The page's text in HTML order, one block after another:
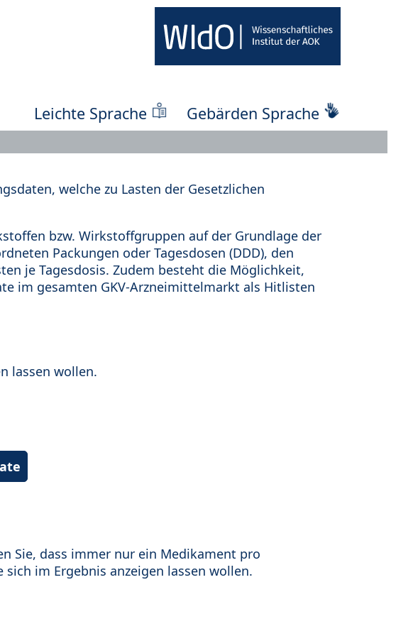
Leichte Sprache Gebärden Sprache
welche zu Lasten der Gesetzlichen
bzw. Wirkstoffgruppen auf der Grundlage der
Packungen oder Tagesdosen (DDD), den
je Tagesdosis. Zudem besteht die Möglichkeit,
im gesamten GKV-Arzneimittelmarkt als Hitlisten
lassen wollen.
Sie, dass immer nur ein Medikament pro
im Ergebnis anzeigen lassen wollen.